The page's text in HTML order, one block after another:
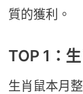
質的獲利。
TOP 1：
生肖鼠本月